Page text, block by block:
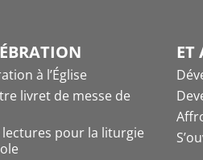
à l’Église
livret de messe de
lectures pour la liturgie
ET